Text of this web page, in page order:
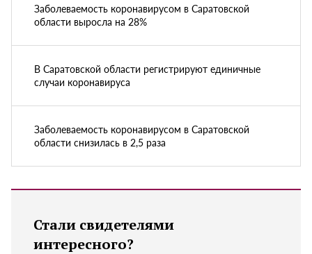
Заболеваемость коронавирусом в Саратовской
области выросла на 28%
В Саратовской области регистрируют единичные
случаи коронавируса
Заболеваемость коронавирусом в Саратовской
области снизилась в 2,5 раза
Стали свидетелями
интересного?